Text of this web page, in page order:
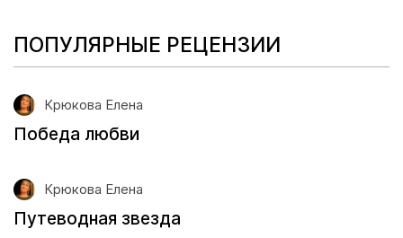
ПОПУЛЯРНЫЕ РЕЦЕНЗИИ
Крюкова Елена
Победа любви
Крюкова Елена
Путеводная звезда